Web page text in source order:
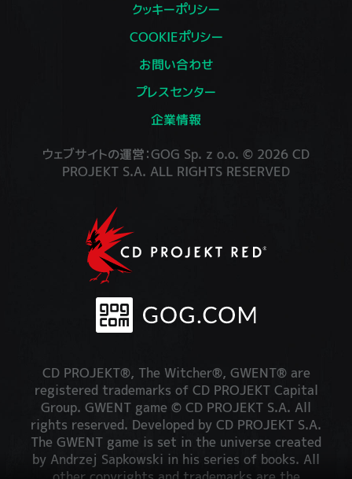
クッキーポリシー
COOKIEポリシー
お問い合わせ
プレスセンター
企業情報
ウェブサイトの運営：GOG Sp. z o.o. © 2026 CD
PROJEKT S.A. ALL RIGHTS RESERVED
CD PROJEKT®, The Witcher®, GWENT® are
registered trademarks of CD PROJEKT Capital
Group. GWENT game © CD PROJEKT S.A. All
rights reserved. Developed by CD PROJEKT S.A.
The GWENT game is set in the universe created
by Andrzej Sapkowski in his series of books. All